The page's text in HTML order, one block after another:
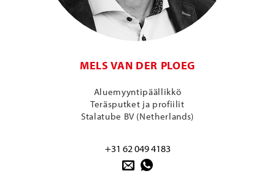
MELS VAN DER PLOEG
Aluemyyntipäällikkö
Teräsputket ja profiilit
Stalatube BV (Netherlands)
+31 62 049 4183